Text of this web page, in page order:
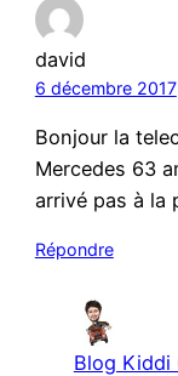
david
6 décembre 2017
Bonjour la
Mercedes 63
arrivé pas à la
Répondre
Blog Kiddi